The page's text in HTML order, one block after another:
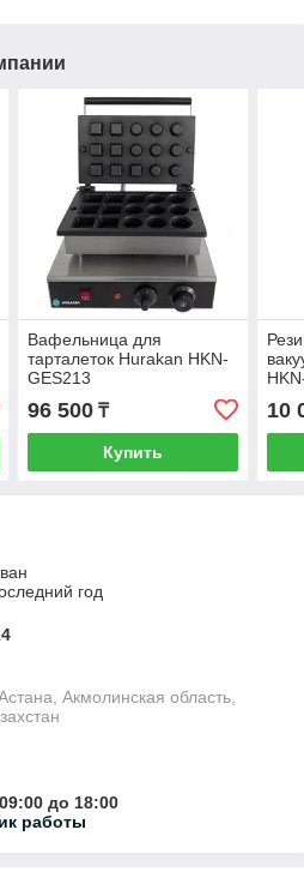
Вафельница для
тарталеток Hurakan HKN-
GES213
96 500₸
Купить
10
год
Акмолинская область,
до 18:00
работы